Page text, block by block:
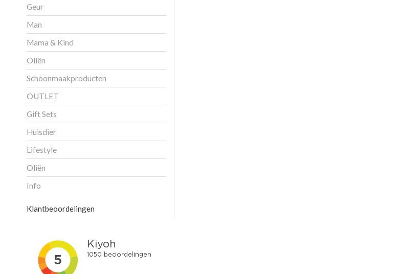
Geur
Man
Mama & Kind
Oliën
Schoonmaakproducten
OUTLET
Gift Sets
Huisdier
Lifestyle
Oliën
Info
Klantbeoordelingen